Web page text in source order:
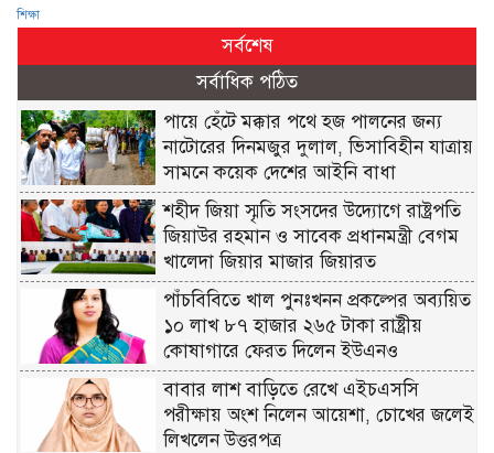
শিক্ষা
সর্বশেষ
সর্বাধিক পঠিত
পায়ে হেঁটে মক্কার পথে হজ পালনের জন্য
নাটোরের দিনমজুর দুলাল, ভিসাবিহীন যাত্রায়
সামনে কয়েক দেশের আইনি বাধা
শহীদ জিয়া স্মৃতি সংসদের উদ্যোগে রাষ্ট্রপতি
জিয়াউর রহমান ও সাবেক প্রধানমন্ত্রী বেগম
খালেদা জিয়ার মাজার জিয়ারত
পাঁচবিবিতে খাল পুনঃখনন প্রকল্পের অব্যয়িত
১০ লাখ ৮৭ হাজার ২৬৫ টাকা রাষ্ট্রীয়
কোষাগারে ফেরত দিলেন ইউএনও
বাবার লাশ বাড়িতে রেখে এইচএসসি
পরীক্ষায় অংশ নিলেন আয়েশা, চোখের জলেই
লিখলেন উত্তরপত্র